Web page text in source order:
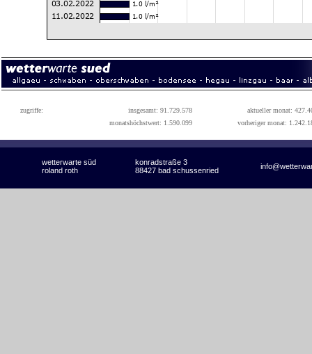
zugriffe: insgesamt: 91.729.578
aktueller monat:
monatshöchstwert: 1.590.099
vorheriger monat:
wetterwarte süd konradstraße 3
roland roth 88427 bad schussenried